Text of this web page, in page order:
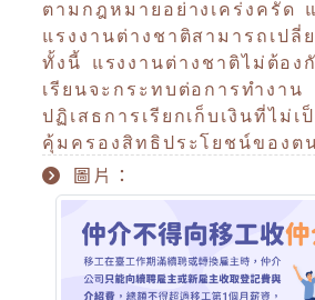
ตามกฎหมายอย่างเคร่งครัด
แรงงานต่างชาติสามารถเปลี่
ทั้งนี้ แรงงานต่างชาติไม่ต้อง
เรียนจะกระทบต่อการทำงาน
ปฏิเสธการเรียกเก็บเงินที่ไม่เ
คุ้มครองสิทธิประโยชน์ของต
圖片：